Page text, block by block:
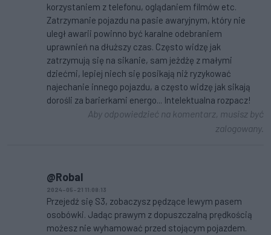
korzystaniem z telefonu, oglądaniem filmów etc.
Zatrzymanie pojazdu na pasie awaryjnym, który nie
uległ awarii powinno być karalne odebraniem
uprawnień na dłuższy czas. Często widzę jak
zatrzymują się na sikanie, sam jeżdżę z małymi
dziećmi, lepiej niech się posikają niż ryzykować
najechanie innego pojazdu, a często widzę jak sikają
dorośli za barierkami energo... Intelektualna rozpacz!
Aby odpowiedzieć na komentarz, musisz być
zalogowany.
@Robal
2024-05-21 11:08:13
Przejedź się S3, zobaczysz pędzące lewym pasem
osobówki. Jadąc prawym z dopuszczalną prędkością
możesz nie wyhamować przed stojącym pojazdem.